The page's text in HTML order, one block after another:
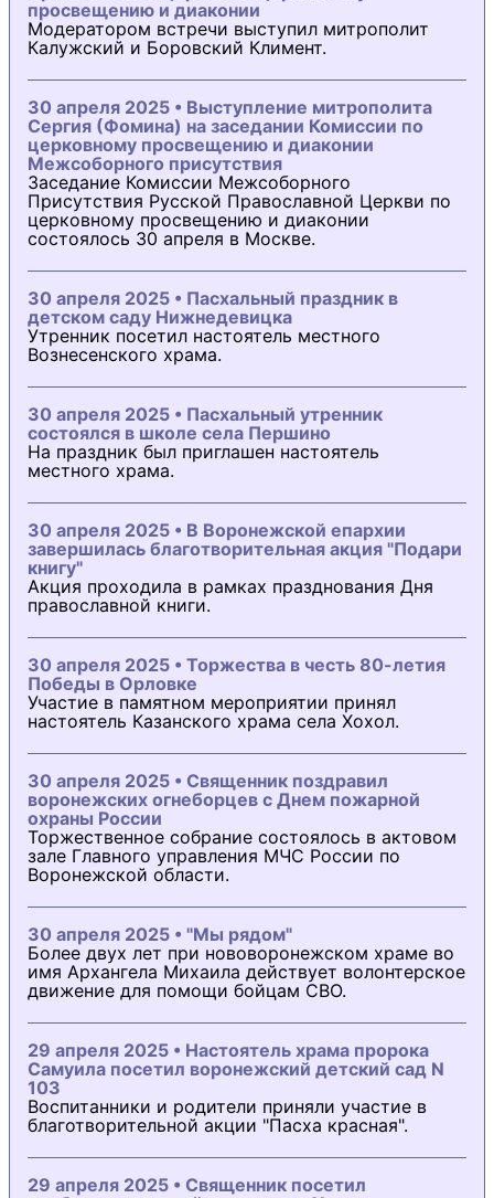
просвещению и диаконии
Модератором встречи выступил митрополит
Калужский и Боровский Климент.
30 апреля 2025 • Выступление митрополита
Сергия (Фомина) на заседании Комиссии по
церковному просвещению и диаконии
Межсоборного присутствия
Заседание Комиссии Межсоборного
Присутствия Русской Православной Церкви по
церковному просвещению и диаконии
состоялось 30 апреля в Москве.
30 апреля 2025 • Пасхальный праздник в
детском саду Нижнедевицка
Утренник посетил настоятель местного
Вознесенского храма.
30 апреля 2025 • Пасхальный утренник
состоялся в школе села Першино
На праздник был приглашен настоятель
местного храма.
30 апреля 2025 • В Воронежской епархии
завершилась благотворительная акция "Подари
книгу"
Акция проходила в рамках празднования Дня
православной книги.
30 апреля 2025 • Торжества в честь 80-летия
Победы в Орловке
Участие в памятном мероприятии принял
настоятель Казанского храма села Хохол.
30 апреля 2025 • Священник поздравил
воронежских огнеборцев с Днем пожарной
охраны России
Торжественное собрание состоялось в актовом
зале Главного управления МЧС России по
Воронежской области.
30 апреля 2025 • "Мы рядом"
Более двух лет при нововоронежском храме во
имя Архангела Михаила действует волонтерское
движение для помощи бойцам СВО.
29 апреля 2025 • Настоятель храма пророка
Самуила посетил воронежский детский сад N
103
Воспитанники и родители приняли участие в
благотворительной акции "Пасха красная".
29 апреля 2025 • Священник посетил